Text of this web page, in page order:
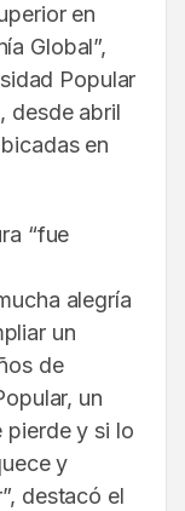
en
Global”,
Popular
desde abril
en
“fue
alegría
un
de
un
pierde y si lo
y
destacó el